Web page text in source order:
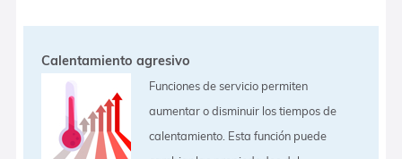
Calentamiento agresivo
Funciones de servicio permiten
aumentar o disminuir los tiempos de
calentamiento. Esta función puede